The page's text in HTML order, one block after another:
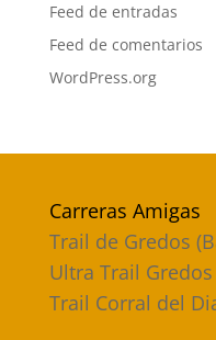
Feed de entradas
Feed de comentarios
WordPress.org
Carreras Amigas
Trail de Gredos
Ultra Trail Gredos
Trail Corral del